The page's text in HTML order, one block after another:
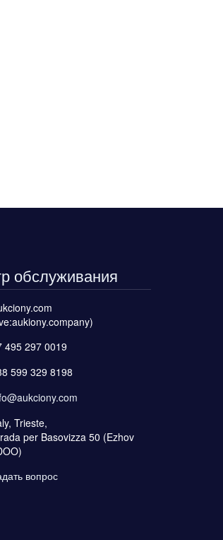
обслуживания
495 297 0019
599 329 8198
Trieste,
per Basovizza 50 (Ezhov
вопрос